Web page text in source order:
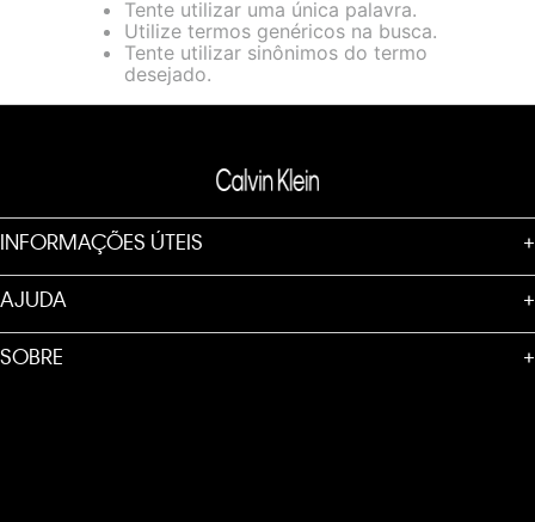
loja virtual. Para maiores informações sobre o nosso aviso de
Cookies acesse o link.
Tente utilizar uma única palavra.
Utilize termos genéricos na busca.
Tente utilizar sinônimos do termo
desejado.
INFORMAÇÕES ÚTEIS +
AJUDA +
SOBRE +